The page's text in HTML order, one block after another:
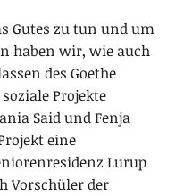
Gutes zu tun und um
haben wir, wie auch
des Goethe
Projekte
Said und Fenja
eine
Lurup
Vorschüler der